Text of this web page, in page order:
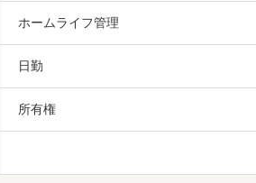
ホームライフ管理
日勤
所有権